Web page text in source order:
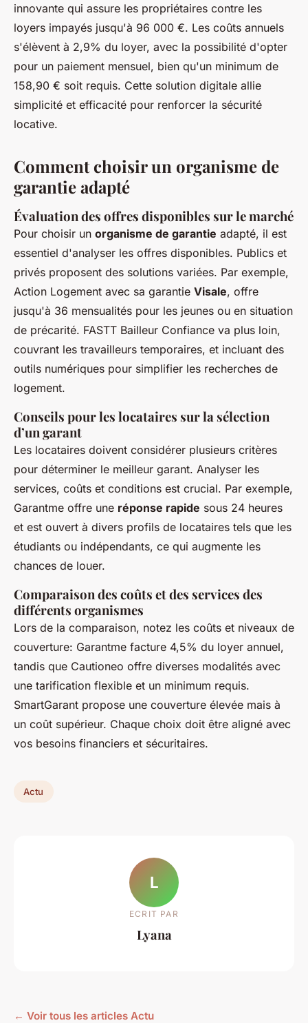
innovante qui assure les propriétaires contre les
loyers impayés jusqu'à 96 000 €. Les coûts annuels
s'élèvent à 2,9% du loyer, avec la possibilité d'opter
pour un paiement mensuel, bien qu'un minimum de
158,90 € soit requis. Cette solution digitale allie
simplicité et efficacité pour renforcer la sécurité
locative.
Comment choisir un organisme de
garantie adapté
Évaluation des offres disponibles sur le marché
Pour choisir un organisme de garantie adapté, il est
essentiel d'analyser les offres disponibles. Publics et
privés proposent des solutions variées. Par exemple,
Action Logement avec sa garantie Visale, offre
jusqu'à 36 mensualités pour les jeunes ou en situation
de précarité. FASTT Bailleur Confiance va plus loin,
couvrant les travailleurs temporaires, et incluant des
outils numériques pour simplifier les recherches de
logement.
Conseils pour les locataires sur la sélection
d’un garant
Les locataires doivent considérer plusieurs critères
pour déterminer le meilleur garant. Analyser les
services, coûts et conditions est crucial. Par exemple,
Garantme offre une réponse rapide sous 24 heures
et est ouvert à divers profils de locataires tels que les
étudiants ou indépendants, ce qui augmente les
chances de louer.
Comparaison des coûts et des services des
différents organismes
Lors de la comparaison, notez les coûts et niveaux de
couverture: Garantme facture 4,5% du loyer annuel,
tandis que Cautioneo offre diverses modalités avec
une tarification flexible et un minimum requis.
SmartGarant propose une couverture élevée mais à
un coût supérieur. Chaque choix doit être aligné avec
vos besoins financiers et sécuritaires.
Actu
L
ECRIT PAR
Lyana
← Voir tous les articles Actu